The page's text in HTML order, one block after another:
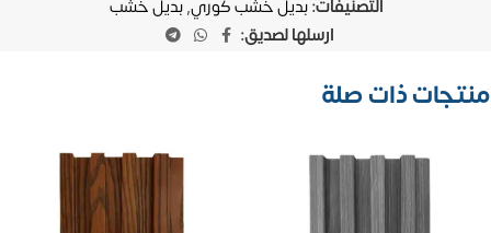
التصنيفات:بديل خشب كوري,بديل خشب
ارسلها لصديق:
منتجات ذات صلة